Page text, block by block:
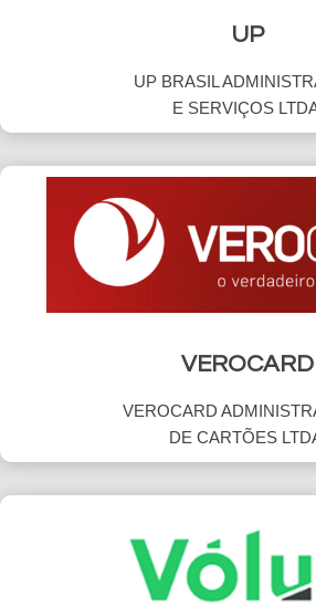
UP
UP BRASIL
E SERVIÇOS
VEROCARD
VEROCARD
DE CARTÕES